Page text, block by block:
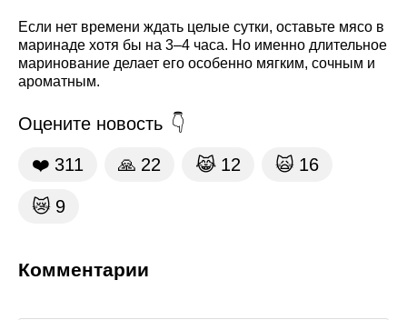
Если нет времени ждать целые сутки, оставьте мясо в
маринаде хотя бы на 3–4 часа. Но именно длительное
маринование делает его особенно мягким, сочным и
ароматным.
Оцените новость
❤️ 311 🙏 22 😹 12 🙀 16
😿 9
Комментарии